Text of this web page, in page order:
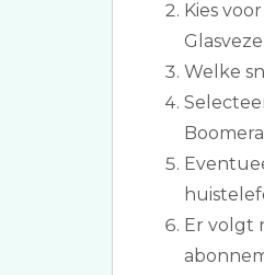
Kies
Welke
Er volgt